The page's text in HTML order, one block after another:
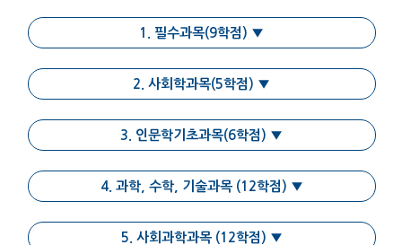
1. 필수과목(9학점) ▼
2. 사회학과목(5학점) ▼
3. 인문학기초과목(6학점) ▼
4. 과학, 수학, 기술과목 (12학점) ▼
5. 사회과학과목 (12학점) ▼